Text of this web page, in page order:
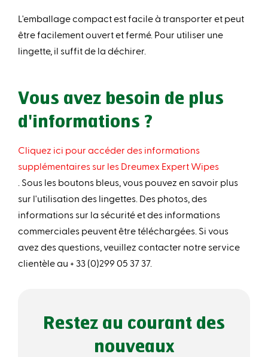
L'emballage compact est facile à transporter et peut
être facilement ouvert et fermé. Pour utiliser une
lingette, il suffit de la déchirer.
Vous avez besoin de plus
d'informations ?
Cliquez ici pour accéder des informations
supplémentaires sur les Dreumex Expert Wipes
. Sous les boutons bleus, vous pouvez en savoir plus
sur l'utilisation des lingettes. Des photos, des
informations sur la sécurité et des informations
commerciales peuvent être téléchargées. Si vous
avez des questions, veuillez contacter notre service
clientèle au + 33 (0)299 05 37 37.
Restez au courant des
nouveaux